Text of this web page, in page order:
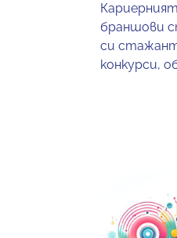
браншови
си
конкурси,